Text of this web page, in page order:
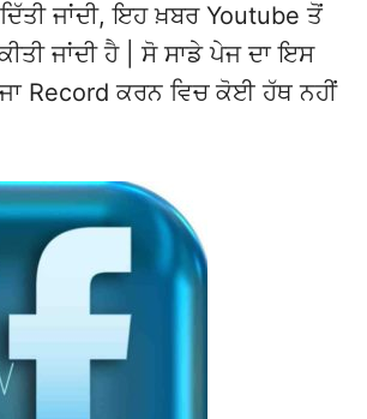
ਜਾਂਦੀ, ਇਹ ਖ਼ਬਰ Youtube ਤੋਂ
ਜਾਂਦੀ ਹੈ | ਸੋ ਸਾਡੇ ਪੇਜ ਦਾ ਇਸ
Record ਕਰਨ ਵਿਚ ਕੋਈ ਹੱਥ ਨਹੀਂ